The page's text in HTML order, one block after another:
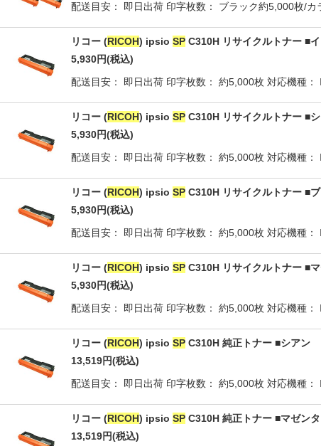
配送目安： 即日出荷 印字枚数： ブラック約5,000枚/
リコー (RICOH) ipsio SP C310H リサイクルトナー ■
5,930円(税込)
配送目安： 即日出荷 印字枚数： 約5,000枚 対応機種：
リコー (RICOH) ipsio SP C310H リサイクルトナー ■
5,930円(税込)
配送目安： 即日出荷 印字枚数： 約5,000枚 対応機種：
リコー (RICOH) ipsio SP C310H リサイクルトナー ■
5,930円(税込)
配送目安： 即日出荷 印字枚数： 約5,000枚 対応機種：
リコー (RICOH) ipsio SP C310H リサイクルトナー ■
5,930円(税込)
配送目安： 即日出荷 印字枚数： 約5,000枚 対応機種：
リコー (RICOH) ipsio SP C310H 純正トナー ■シアン
13,519円(税込)
配送目安： 即日出荷 印字枚数： 約5,000枚 対応機種：
リコー (RICOH) ipsio SP C310H 純正トナー ■マゼンタ
13,519円(税込)